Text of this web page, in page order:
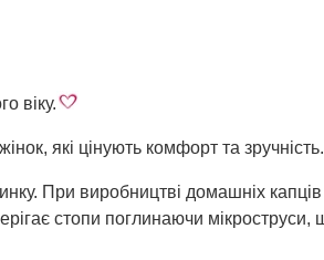
віку.
які цінують комфорт та зручність.
При виробництві домашніх
стопи поглинаючи мікроструси,